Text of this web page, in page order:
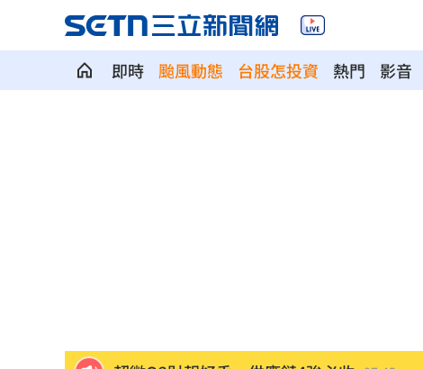
即時 颱風動態 台股怎投資 熱門 影音